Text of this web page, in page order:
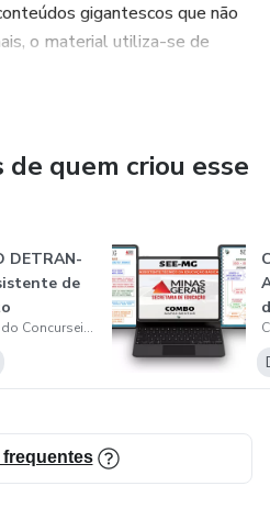
gigantescos que não
o material utiliza-se de
a retenção do conteúdo
quem criou esse
DETRAN-
de
RN)
Caderno do Concurseiro
frequentes